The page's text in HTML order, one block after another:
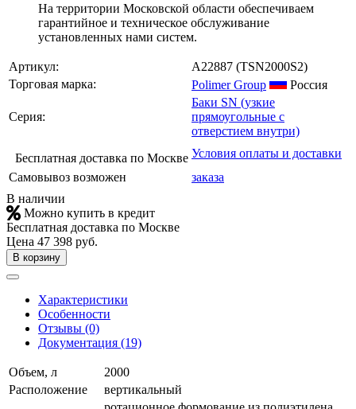
На территории Московской области обеспечиваем
гарантийное и техническое обслуживание
установленных нами систем.
Артикул: A22887 (TSN2000S2)
Торговая марка:
Polimer Group Россия
Серия:
Баки SN (узкие
прямоугольные с
отверстием внутри)
Бесплатная доставка по Москве
Самовывоз возможен
Условия оплаты и доставки
заказа
В наличии
Можно купить в кредит
Бесплатная доставка по Москве
Цена 47 398 руб.
В корзину
Характеристики
Особенности
Отзывы (0)
Документация (19)
Объем, л
2000
Расположение
вертикальный